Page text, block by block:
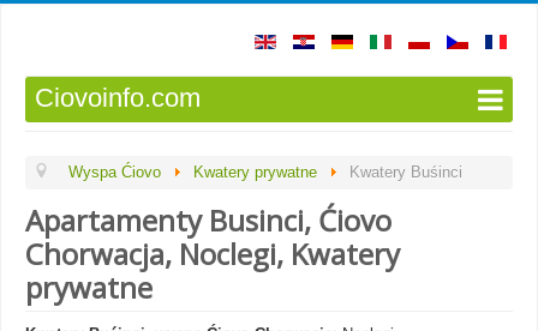
Ciovoinfo.com
Wyspa Ćiovo Kwatery prywatne Kwatery Buśinci
Apartamenty Businci, Ćiovo
Chorwacja, Noclegi, Kwatery
prywatne